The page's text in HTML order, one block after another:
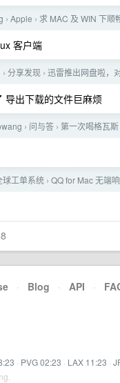
› Apple › 求 MAC 及 WIN 下顺
客户端
› 分享发现 › 迅雷推出网盘啦，
导出下载的文件巨麻烦
› 问与答 › 第一次喝格瓦
球工单系统 › QQ for Mac 无端
· Blog · API ·
· PVG 02:23 · LAX 11:23 ·